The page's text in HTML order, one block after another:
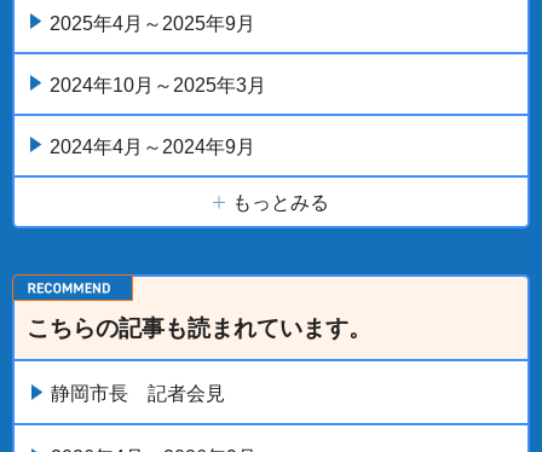
2025年4月～2025年9月
2024年10月～2025年3月
2024年4月～2024年9月
もっとみる
こちらの記事も読まれています。
静岡市長 記者会見